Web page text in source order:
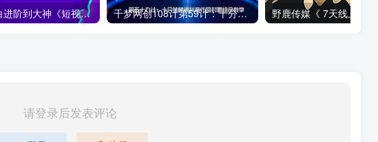
零基础小白进阶到大神《短视频魔力特训营》定位-运营-引流-变现 千梦网创108计第59计：十分钟精通抖音作品封面组合教学
请登录后发表评论